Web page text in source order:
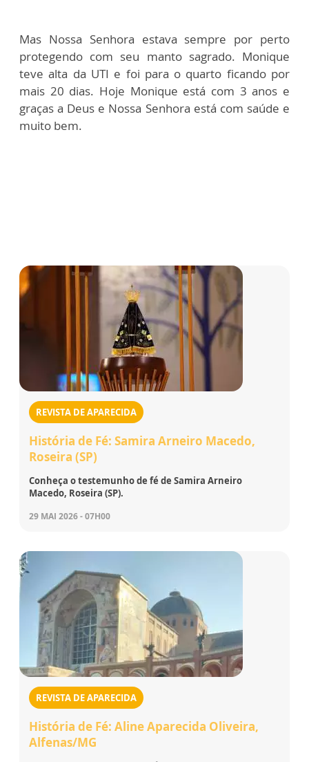
Mas Nossa Senhora estava sempre por perto
protegendo com seu manto sagrado. Monique
teve alta da UTI e foi para o quarto ficando por
mais 20 dias. Hoje Monique está com 3 anos e
graças a Deus e Nossa Senhora está com saúde e
muito bem.
REVISTA DE APARECIDA
História de Fé: Samira Arneiro Macedo,
Roseira (SP)
Conheça o testemunho de fé de Samira Arneiro
Macedo, Roseira (SP).
29 MAI 2026 - 07H00
REVISTA DE APARECIDA
História de Fé: Aline Aparecida Oliveira,
Alfenas/MG